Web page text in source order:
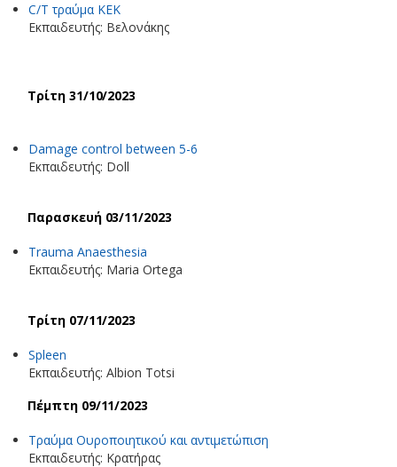
C/T τραύμα ΚΕΚ
Εκπαιδευτής: Βελονάκης
Τρίτη 31/10/2023
Damage control between 5-6
Εκπαιδευτής: Doll
Παρασκευή 03/11/2023
Trauma Anaesthesia
Εκπαιδευτής: Maria Ortega
Τρίτη 07/11/2023
Spleen
Εκπαιδευτής: Albion Totsi
Πέμπτη 09/11/2023
Τραύμα Ουροποιητικού και αντιμετώπιση
Εκπαιδευτής: Κρατήρας